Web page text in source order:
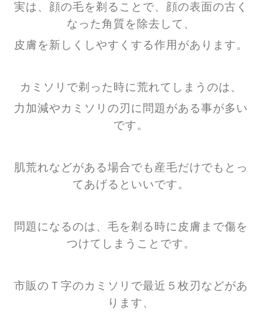
実は、顔の毛を剃ることで、顔の表面の古く
なった角質を除去して、
皮膚を新しくしやすくする作用があります。
カミソリで剃った時に荒れてしまうのは、
力加減やカミソリの刃に問題がある事が多い
です。
肌荒れなどがある場合でも産毛だけでもとっ
てあげるといいです。
問題になるのは、毛を剃る時に皮膚まで傷を
つけてしまうことです。
市販のＴ字のカミソリで最近５枚刃などがあ
ります、